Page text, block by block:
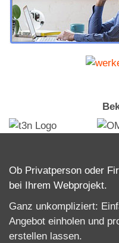
Ob Privatperson oder
bei Ihrem Webprojekt.
Ganz unkompliziert:
Angebot einholen und
erstellen lassen.